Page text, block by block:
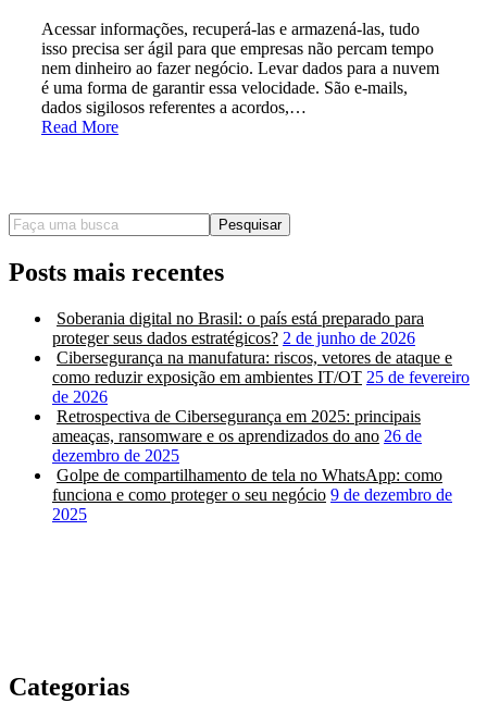
Acessar informações, recuperá-las e armazená-las, tudo
isso precisa ser ágil para que empresas não percam tempo
nem dinheiro ao fazer negócio. Levar dados para a nuvem
é uma forma de garantir essa velocidade. São e-mails,
dados sigilosos referentes a acordos,…
Read More
Pesquisar
Posts mais recentes
Soberania digital no Brasil: o país está preparado para
proteger seus dados estratégicos? 2 de junho de 2026
Cibersegurança na manufatura: riscos, vetores de ataque e
como reduzir exposição em ambientes IT/OT 25 de fevereiro
de 2026
Retrospectiva de Cibersegurança em 2025: principais
ameaças, ransomware e os aprendizados do ano 26 de
dezembro de 2025
Golpe de compartilhamento de tela no WhatsApp: como
funciona e como proteger o seu negócio 9 de dezembro de
2025
Categorias